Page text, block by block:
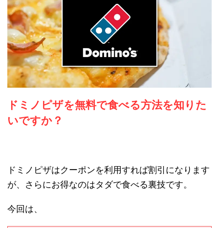
ドミノピザを無料で食べる方法を知りた
いですか？
ドミノピザはクーポンを利用すれば割引になります
が、さらにお得なのはタダで食べる裏技です。
今回は、